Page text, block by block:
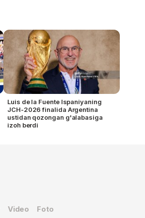
Luis de la Fuente Ispaniyaning
JCH-2026 finalida Argentina
ustidan qozongan g'alabasiga
izoh berdi
Video Foto